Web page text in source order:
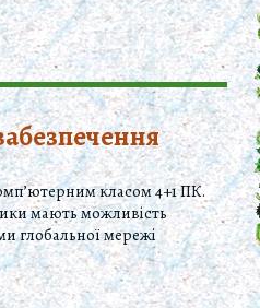
класом 4+1 ПК.
мають можливість
глобальної мережі